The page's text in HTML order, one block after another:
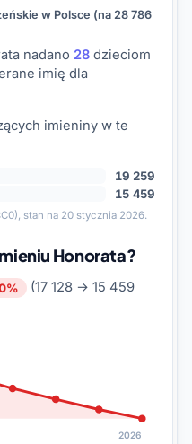
w Polsce (na 28 786
nadano 28 dzieciom
imię dla
imieniny w te
19 259
15 459
stan na 20 stycznia 2026.
Honorata?
(17 128 → 15 459
2026